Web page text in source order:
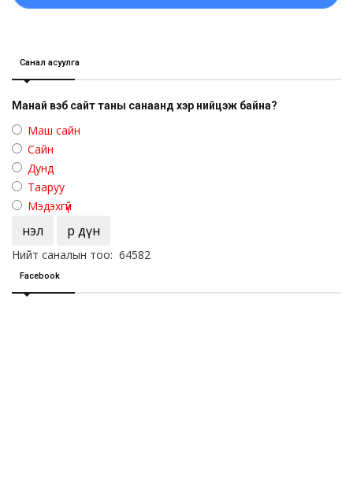
Санал асуулга
Манай вэб сайт таны санаанд хэр нийцэж байна?
Маш сайн
Сайн
Дунд
Тааруу
Мэдэхгүй
Үнэл Үр дүн
Нийт саналын тоо: 64582
Facebook